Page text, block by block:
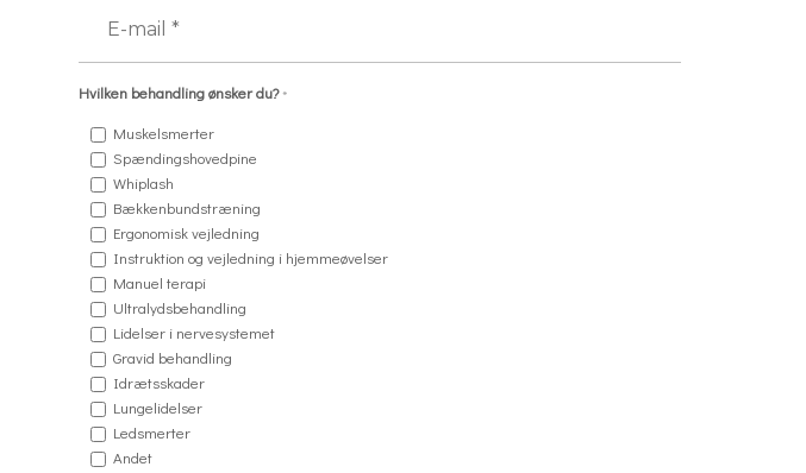
Hvilken behandling ønsker du? *
Muskelsmerter
Spændingshovedpine
Whiplash
Bækkenbundstræning
Ergonomisk vejledning
Instruktion og vejledning i hjemmeøvelser
Manuel terapi
Ultralydsbehandling
Lidelser i nervesystemet
Gravid behandling
Idrætsskader
Lungelidelser
Ledsmerter
Andet